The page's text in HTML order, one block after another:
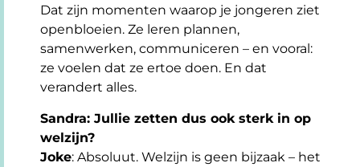
Dat zijn momenten waarop je jongeren ziet
openbloeien. Ze leren plannen,
samenwerken, communiceren – en vooral:
ze voelen dat ze ertoe doen. En dat
verandert alles.
Sandra: Jullie zetten dus ook sterk in op
welzijn?
Joke: Absoluut. Welzijn is geen bijzaak – het